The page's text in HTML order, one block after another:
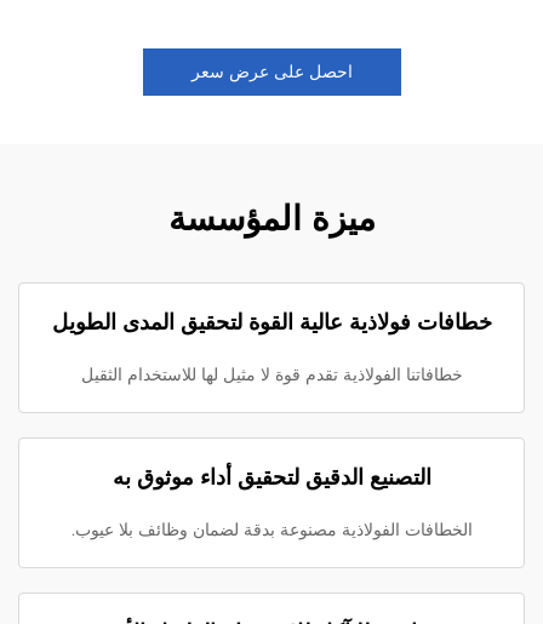
احصل على عرض سعر
ميزة المؤسسة
خطافات فولاذية عالية القوة لتحقيق المدى الطويل
خطافاتنا الفولاذية تقدم قوة لا مثيل لها للاستخدام الثقيل
التصنيع الدقيق لتحقيق أداء موثوق به
الخطافات الفولاذية مصنوعة بدقة لضمان وظائف بلا عيوب.